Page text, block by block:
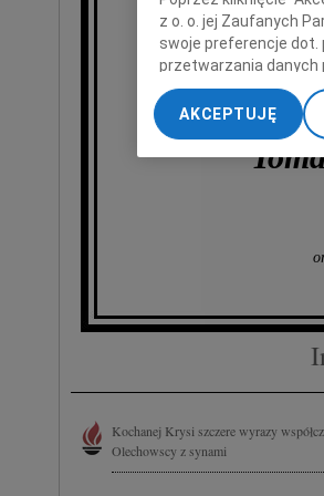
Kochanej Krysi szczere wyrazy
Olechowscy z synami
z o. o. jej Zaufanych
swoje preferencje dot.
przetwarzania danych
„Ustawienia
My, nasi Zaufani
dokładnych danych
Przechowywanie
AKCEPTUJĘ